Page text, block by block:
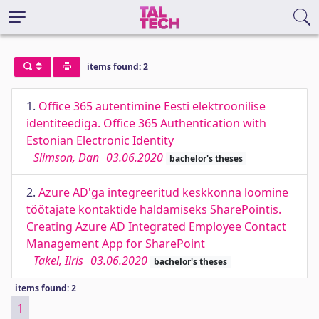
items found: 2
1. Office 365 autentimine Eesti elektroonilise
identiteediga. Office 365 Authentication with
Estonian Electronic Identity
Siimson, Dan 03.06.2020 bachelor's theses
2. Azure AD'ga integreeritud keskkonna loomine
töötajate kontaktide haldamiseks SharePointis.
Creating Azure AD Integrated Employee Contact
Management App for SharePoint
Takel, Iiris 03.06.2020 bachelor's theses
items found: 2
1